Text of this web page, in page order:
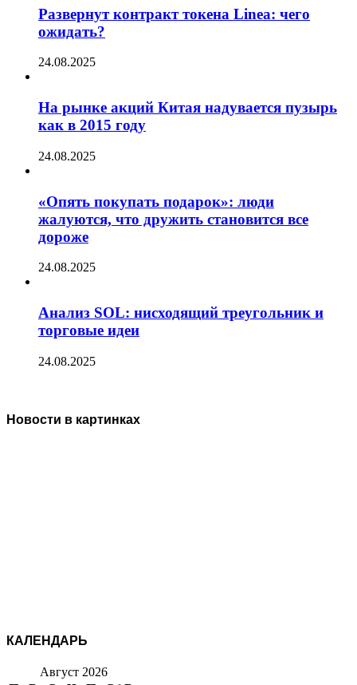
Развернут контракт токена Linea: чего
ожидать?
24.08.2025
На рынке акций Китая надувается пузырь
как в 2015 году
24.08.2025
«Опять покупать подарок»: люди
жалуются, что дружить становится все
дороже
24.08.2025
Анализ SOL: нисходящий треугольник и
торговые идеи
24.08.2025
Новости в картинках
КАЛЕНДАРЬ
Август 2026